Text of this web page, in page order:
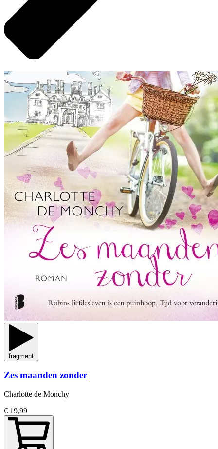
fragment
Zes maanden zonder
Charlotte de Monchy
€ 19,99